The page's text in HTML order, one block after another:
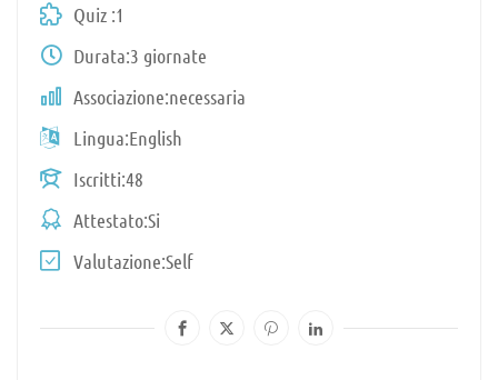
Quiz 1
Durata 3 giornate
Associazione necessaria
Lingua English
Iscritti 48
AttestatoSi
Valutazione Self